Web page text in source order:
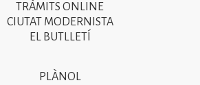
TRÀMITS ONLINE
CIUTAT MODERNISTA
EL BUTLLETÍ
PLÀNOL